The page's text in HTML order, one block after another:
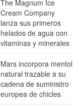
The Magnum Ice
Cream Company
lanza sus primeros
helados de agua con
vitaminas y minerales
Mars incorpora mentol
natural trazable a su
cadena de suministro
europea de chicles